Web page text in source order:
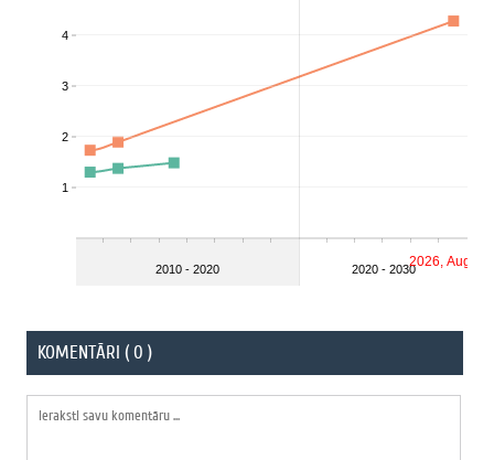
KOMENTĀRI ( 0 )